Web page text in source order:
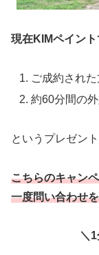
現在KIMペイン
ご成約され
約60分間の
というプレゼン
こちらのキャン
一度問い合わせ
＼